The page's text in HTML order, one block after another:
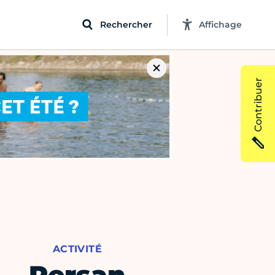
Rechercher Affichage
ACTIVITÉ
Contribuer